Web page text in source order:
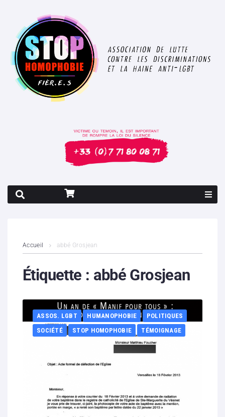
Contenus litigieux
Boutique
Hébergement solidaire
Accueil abbé Grosjean
Étiquette : abbé Grosjean
ASSOS. LGBT HUMANOPHOBIE
POLITIQUES
SOCIÉTÉ
STOP HOMOPHOBIE TÉMOIGNAGE